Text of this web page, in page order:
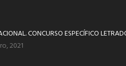
CONCURSO ESPECÍFICO
2021